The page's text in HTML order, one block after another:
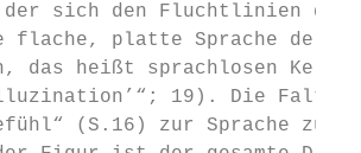
sich den Fluchtlinien der
flache, platte Sprache der
das heißt sprachlosen
19). Die
(S.16) zur Sprache zu